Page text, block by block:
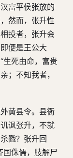
富平侯张放的
然而，张升性
投者，张升会
便是王公大
生死由命，富贵
；不知我者，
黄县令。县衙
讽张升，不就
戮？张升回
国侏儒，肢解尸